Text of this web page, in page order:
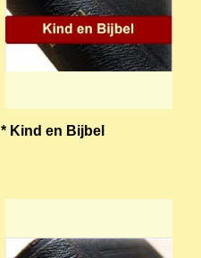
* Kind en Bijbel